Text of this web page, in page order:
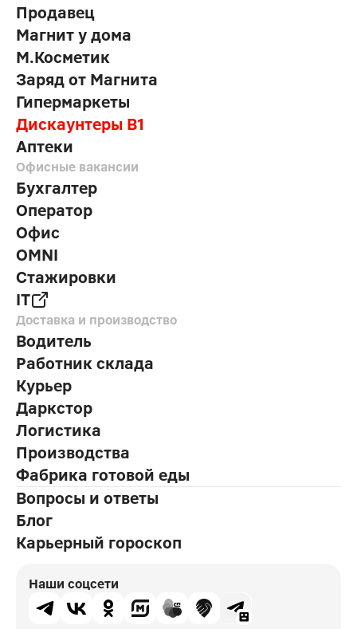
Продавец
Магнит у дома
М.Косметик
Заряд от Магнита
Гипермаркеты
Дискаунтеры В1
Аптеки
Офисные вакансии
Бухгалтер
Оператор
Офис
OMNI
Стажировки
IT
Доставка и производство
Водитель
Работник склада
Курьер
Даркстор
Логистика
Производства
Фабрика готовой еды
Вопросы и ответы
Блог
Карьерный гороскоп
Наши соцсети